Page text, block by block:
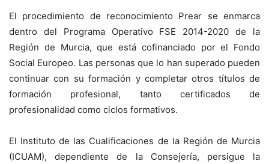
El procedimiento de reconocimiento Prear se enmarca
dentro del Programa Operativo FSE 2014-2020 de la
Región de Murcia, que está cofinanciado por el Fondo
Social Europeo. Las personas que lo han superado pueden
continuar con su formación y completar otros títulos de
formación profesional, tanto certificados de
profesionalidad como ciclos formativos.
El Instituto de las Cualificaciones de la Región de Murcia
(ICUAM), dependiente de la Consejería, persigue la